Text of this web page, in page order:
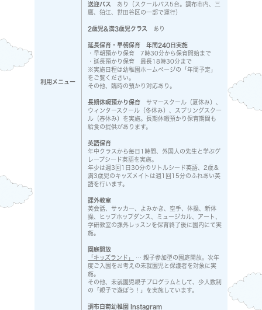
利用メニュー
送迎バス
あり（スクールバス5台。調布市内、三
鷹、狛江、世田谷区の一部で運行）
2歳児&満3歳児クラス あり
延長保育・早朝保育 年間240日実施
・早朝預かり保育 7時30分から保育開始まで
・延長預かり保育 最長18時30分まで
※実施日程は幼稚園ホームページの「年間予定」
をご覧ください。
その他、臨時の預かり対応あり。
長期休暇預かり保育 サマースクール（夏休み）、
ウィンタースクール（冬休み）、スプリングスクー
ル（春休み）を実施。長期休暇預かり保育期間も
給食の提供があります。
英語保育
年中クラスから毎日1時間、外国人の先生と学ぶグ
レープシード英語を実施。
年少は週3回1日30分のリトルシード英語、2歳＆
満3歳児のキッズメイトは週1回15分のふれあい英
語を行います。
課外教室
英会話、サッカー、よみかき、空手、体操、新体
操、ヒップホップダンス、ミュージカル、アート、
学研教室の課外レッスンを保育終了後に園内にて実
施。
園庭開放
「キッズランド」
… 親子参加型の園庭開放。次年
度ご入園をお考えの未就園児と保護者を対象に実
施。
その他、未就園児親子プログラムとして、少人数制
の「親子で遊ぼう！」を実施しています。
調布白菊幼稚園 Instagram